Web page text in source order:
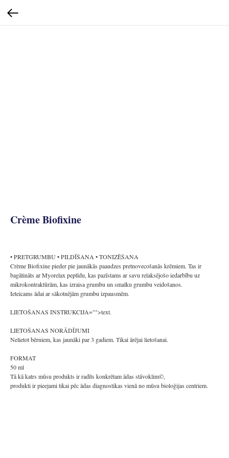
Crème Biofixine
• PRETGRUMBU • PILDĪŠANA • TONIZĒŠANA
Crème Biofixine pieder pie jaunākās paaudzes pretnovecošanās krēmiem. Tas ir
bagātināts ar Myorelax peptīdu, kas pazīstams ar savu relaksējošo iedarbību uz
mikrokontraktūrām, kas izraisa grumbu un smalku grumbu veidošanos.
Ieteicams ādai ar sākotnējām grumbu izpausmēm.
LIETOŠANAS INSTRUKCIJA="">text.
LIETOŠANAS NORĀDĪJUMI
Nelietot bērniem, kas jaunāki par 3 gadiem. Tikai ārējai lietošanai.
FORMAT
50 ml
Tā kā katrs mūsu produkts ir radīts konkrētam ādas stāvoklim©,
produkti ir pieejami tikai pēc ādas diagnostikas vienā no mūsu bioloģijas centriem.